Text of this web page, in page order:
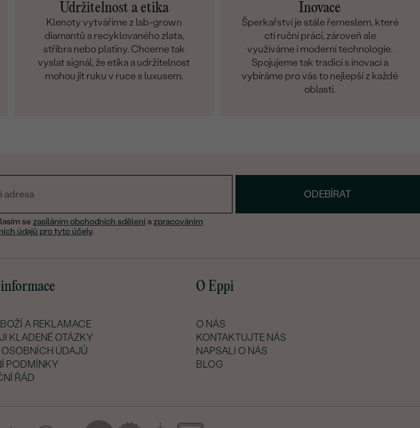
Udržitelnost a etika
Klenoty vytváříme z lab-grown
diamantů a recyklovaného zlata,
stříbra nebo platiny. Chceme tak
vyslat signál, že etika a udržitelnost
mohou jít ruku v ruce s luxusem.
Inovace
Šperkařství je stále řemeslem, které
ctí ruční práci, zároveň ale
využíváme i moderní technologie.
Spojujeme tak tradici s inovací a
vybíráme pro vás to nejlepší z každé
oblasti.
ODEBÍRAT
sezasíláním obchodních sděleníazpracováním
údajů pro tyto účely.
A REKLAMACE
KLADENÉ OTÁZKY
ÚDAJŮ
PODMÍNKY
ŘÁD
O Eppi
O NÁS
KONTAKTUJTE NÁS
NAPSALI O NÁS
BLOG